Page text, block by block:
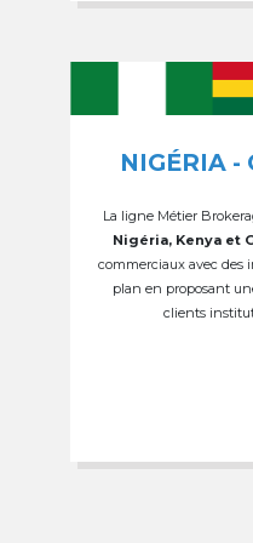
NIGÉRIA -
La ligne Métier
Nigéria, Kenya et
commerciaux avec des
plan en proposant
clients